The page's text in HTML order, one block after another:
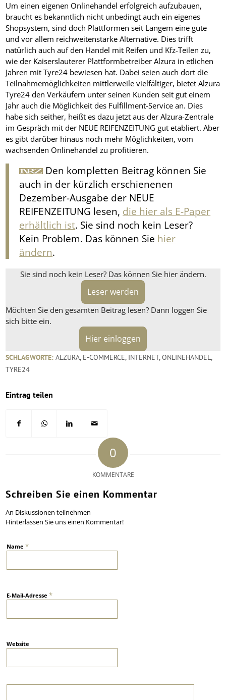
Um einen eigenen Onlinehandel erfolgreich aufzubauen,
braucht es bekanntlich nicht unbedingt auch ein eigenes
Shopsystem, sind doch Plattformen seit Langem eine gute
und vor allem reichweitenstarke Alternative. Dies trifft
natürlich auch auf den Handel mit Reifen und Kfz-Teilen zu,
wie der Kaiserslauterer Plattformbetreiber Alzura in etlichen
Jahren mit Tyre24 bewiesen hat. Dabei seien auch dort die
Teilnahmemöglichkeiten mittlerweile vielfältiger, bietet Alzura
Tyre24 den Verkäufern unter seinen Kunden seit gut einem
Jahr auch die Möglichkeit des Fulfillment-Service an. Dies
habe sich seither, heißt es dazu jetzt aus der Alzura-Zentrale
im Gespräch mit der NEUE REIFENZEITUNG gut etabliert. Aber
es gibt darüber hinaus noch mehr Möglichkeiten, vom
wachsenden Onlinehandel zu profitieren.
Den kompletten Beitrag können Sie
auch in der kürzlich erschienenen
Dezember-Ausgabe der NEUE
REIFENZEITUNG lesen, die hier als E-Paper
erhältlich ist. Sie sind noch kein Leser?
Kein Problem. Das können Sie hier
ändern.
Sie sind noch kein Leser? Das können Sie hier ändern.
Leser werden
Möchten Sie den gesamten Beitrag lesen? Dann loggen Sie
sich bitte ein.
Hier einloggen
SCHLAGWORTE: ALZURA, E-COMMERCE, INTERNET,ONLINEHANDEL,
TYRE24
Eintrag teilen
0
KOMMENTARE
Schreiben Sie einen Kommentar
An Diskussionen teilnehmen
Hinterlassen Sie uns einen Kommentar!
Name*
E-Mail-Adresse*
Website